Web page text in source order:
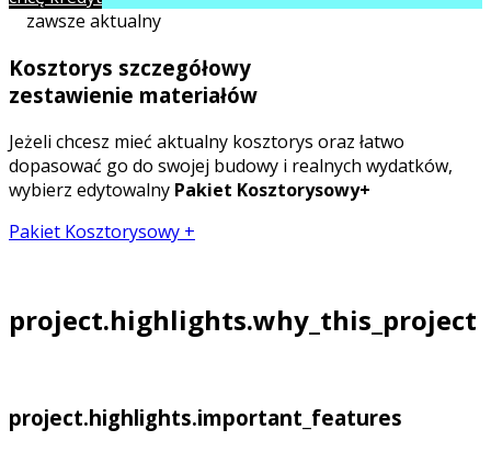
zawsze aktualny
Kosztorys szczegółowy
zestawienie materiałów
Jeżeli chcesz mieć aktualny kosztorys oraz łatwo
dopasować go do swojej budowy i realnych wydatków,
wybierz edytowalny Pakiet Kosztorysowy+
Pakiet Kosztorysowy +
project.highlights.why_this_project
project.highlights.important_features